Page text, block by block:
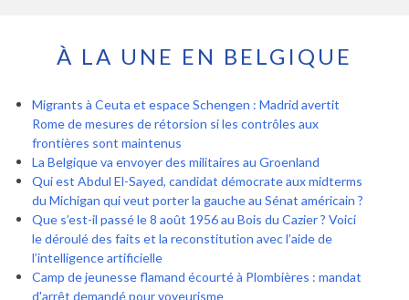
À LA UNE EN BELGIQUE
Migrants à Ceuta et espace Schengen : Madrid avertit
Rome de mesures de rétorsion si les contrôles aux
frontières sont maintenus
La Belgique va envoyer des militaires au Groenland
Qui est Abdul El-Sayed, candidat démocrate aux midterms
du Michigan qui veut porter la gauche au Sénat américain ?
Que s’est-il passé le 8 août 1956 au Bois du Cazier ? Voici
le déroulé des faits et la reconstitution avec l’aide de
l’intelligence artificielle
Camp de jeunesse flamand écourté à Plombières : mandat
d'arrêt demandé pour voyeurisme